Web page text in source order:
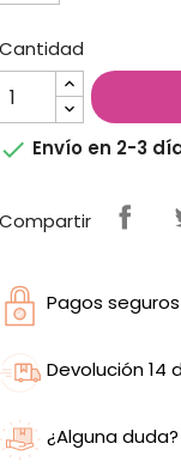
Cantidad
 Envío en 2-3
Compartir
Pagos
Devolución 14
¿Alguna duda?